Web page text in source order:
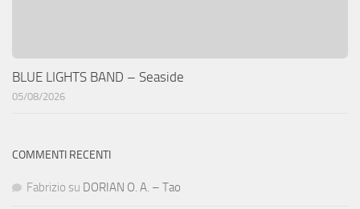
BLUE LIGHTS BAND – Seaside
05/08/2026
COMMENTI RECENTI
Fabrizio su DORIAN O. A. – Tao